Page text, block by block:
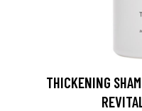
THICKENING